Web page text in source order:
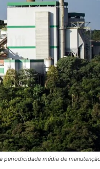
periodicidade média de